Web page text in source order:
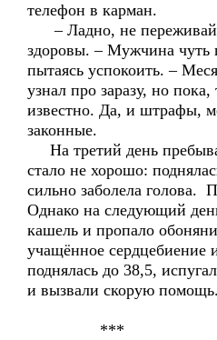
телефон в карман.
– Ладно, не
здоровы. – Мужчина чуть
пытаясь успокоить. –
узнал про заразу, но
известно. Да, и штрафы,
законные.
На третий день
стало не хорошо:
сильно заболела голова.
Однако на следующий
кашель и пропало
учащённое сердцебиение
поднялась до 38,5,
и вызвали скорую помощь.
***